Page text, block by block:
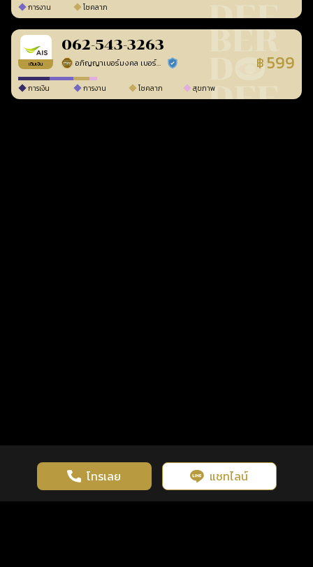
การงาน โชคลาภ
เติมเงิน
062-543-3263
อภิญญาเบอร์มงคล เบอร์สวยเลขศาสตร์ ร้านยืนยันแล้ว ฿ 599
การเงิน การงาน โชคลาภ สุขภาพ
โทรเลย แชทไลน์
เว็บไซต์นี้มีการใช้งานคุกกี้ เพื่อเพิ่มประสิทธิภาพและประสบการณ์ที่ดี
ในการใช้งานเว็บไซต์ นโยบายความเป็นส่วนตัว
รู้ก่อน พร้อมกว่า ทุกจังหวะชีวิต คลิกดูดวงฟรี